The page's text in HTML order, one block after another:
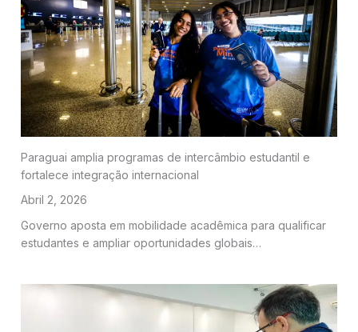
Paraguai amplia programas de intercâmbio estudantil e
fortalece integração internacional
Abril 2, 2026
Governo aposta em mobilidade acadêmica para qualificar
estudantes e ampliar oportunidades globais…